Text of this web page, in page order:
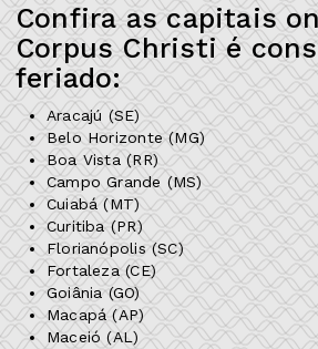
Confira as capitais
Corpus Christi é
feriado:
Aracajú (SE)
Belo Horizonte (MG)
Boa Vista (RR)
Campo Grande (MS)
Cuiabá (MT)
Curitiba (PR)
Florianópolis (SC)
Fortaleza (CE)
Goiânia (GO)
Macapá (AP)
Maceió (AL)